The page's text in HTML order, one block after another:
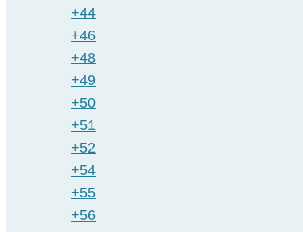
+44
+46
+48
+49
+50
+51
+52
+54
+55
+56